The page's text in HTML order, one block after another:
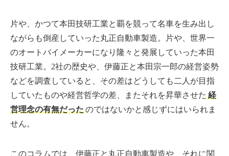
片や、かつて本田技研工業と覇を競って名車を生み出し
ながらも倒産していった丸正自動車製造。片や、世界一
のオートバイメーカーになり隆々と発展していった本田
技研工業。2社の歴史や、伊藤正と本田宗一郎の経営姿勢
などを調査していると、その差はどうしても二人が目指
していたものや経営哲学の差、またそれを昇華させた 経
営理念の有無だったのではないかと感じずにはいられま
せん。
このコラムでは、伊藤正と丸正自動車製造や、それに関